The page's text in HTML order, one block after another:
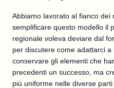
Abbiamo lavorato al fianco
semplificare questo modello il
regionale voleva deviare dal
per discutere come adattarci
conservare gli elementi che
precedenti un successo, ma
più uniforme nelle diverse parti